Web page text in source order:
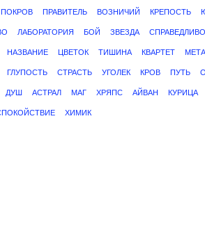
ПОКРОВ ПРАВИТЕЛЬ ВОЗНИЧИЙ КРЕПОСТЬ
ЛАБОРАТОРИЯ БОЙ ЗВЕЗДА
НАЗВАНИЕ ЦВЕТОК ТИШИНА КВАРТЕТ
ГЛУПОСТЬ СТРАСТЬ УГОЛЕК КРОВ ПУТЬ
ДУШ АСТРАЛ МАГ ХРЯПС АЙВАН КУРИЦА
ХИМИК